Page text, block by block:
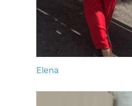
Elena